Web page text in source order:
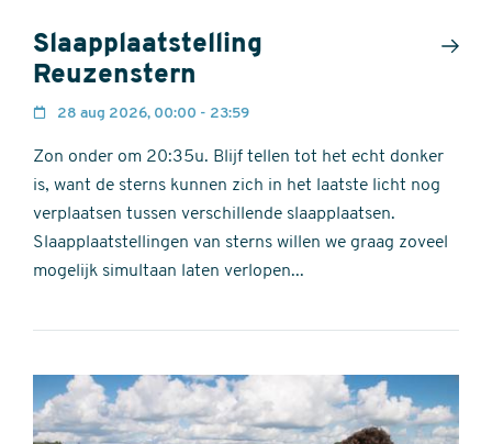
Slaapplaatstelling
Reuzenstern
28 aug 2026, 00:00 - 23:59
Zon onder om 20:35u. Blijf tellen tot het echt donker
is, want de sterns kunnen zich in het laatste licht nog
verplaatsen tussen verschillende slaapplaatsen.
Slaapplaatstellingen van sterns willen we graag zoveel
mogelijk simultaan laten verlopen...